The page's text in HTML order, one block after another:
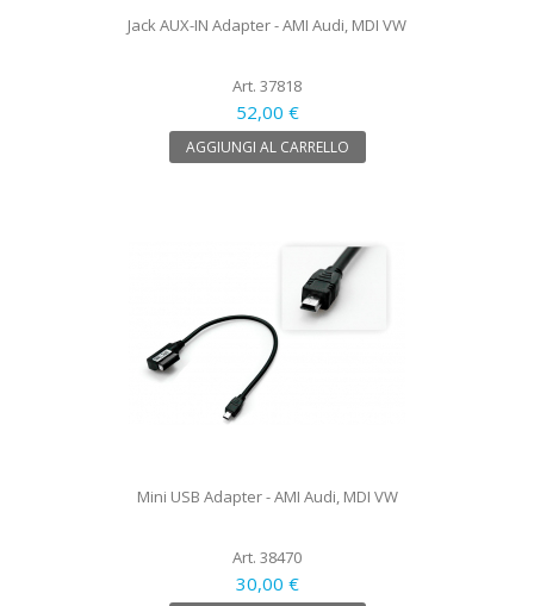
Jack AUX-IN Adapter - AMI Audi, MDI VW
Art. 37818
52,00 €
AGGIUNGI AL CARRELLO
Mini USB Adapter - AMI Audi, MDI VW
Art. 38470
30,00 €